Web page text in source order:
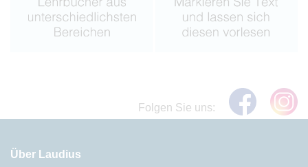
Folgen Sie uns:
Über Laudius